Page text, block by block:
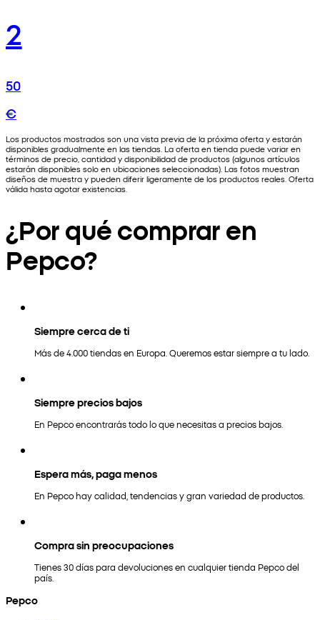
2
50
€
Los productos mostrados son una vista previa de la próxima oferta y estarán
disponibles gradualmente en las tiendas. La oferta en tienda puede variar en
términos de precio, cantidad y disponibilidad de productos (algunos artículos
estarán disponibles solo en ubicaciones seleccionadas). Las fotos muestran
diseños de muestra y pueden diferir ligeramente de los productos reales. Oferta
válida hasta agotar existencias.
¿Por qué comprar en
Pepco?
Siempre cerca de ti
Más de 4.000 tiendas en Europa. Queremos estar siempre a tu lado.
Siempre precios bajos
En Pepco encontrarás todo lo que necesitas a precios bajos.
Espera más, paga menos
En Pepco hay calidad, tendencias y gran variedad de productos.
Compra sin preocupaciones
Tienes 30 días para devoluciones en cualquier tienda Pepco del
país.
Pepco